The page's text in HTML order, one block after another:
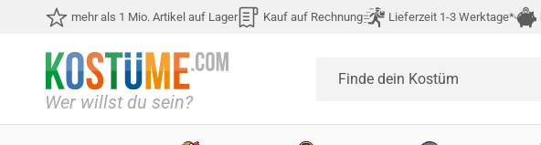
Direkt zum Inhaltmehr als 1 Mio. Artikel auf Lager Kauf auf Rechnung Lieferzeit 1-3 Werktage*
Finde dein Kostüm